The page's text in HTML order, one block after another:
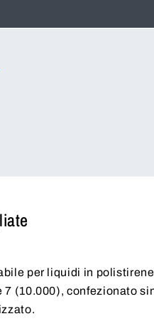
per liquidi in
7 (10.000), confezionato